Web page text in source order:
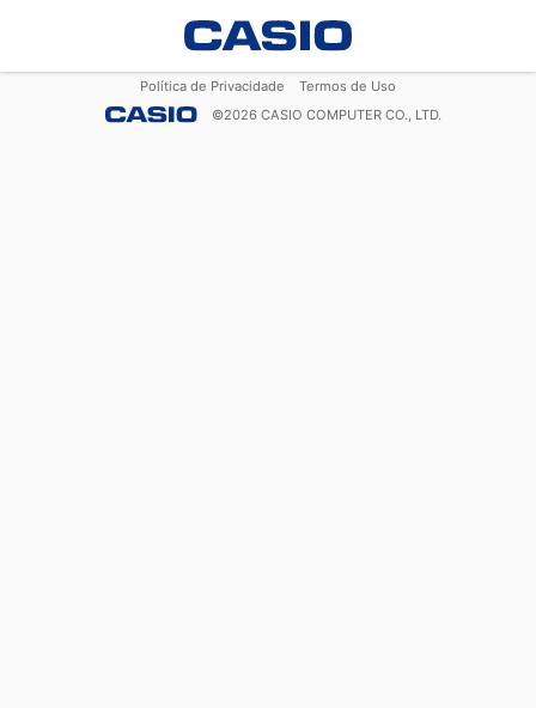
Política de Privacidade
Termos de Uso
©2026 CASIO COMPUTER CO., LTD.